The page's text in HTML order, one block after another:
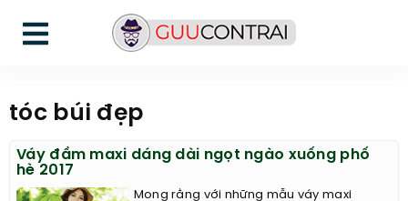
tóc búi đẹp
Váy đầm maxi dáng dài ngọt ngào xuống phố
hè 2017
Mong rằng với những mẫu váy maxi